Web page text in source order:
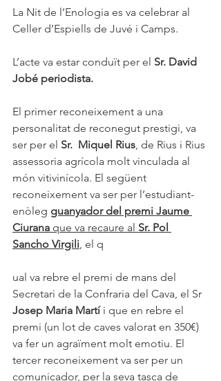
La Nit de l’Enologia es va celebrar al
Celler d’Espiells de Juvé i Camps.
L’acte va estar conduït per el Sr. David
Jobé periodista.
El primer reconeixement a una
personalitat de reconegut prestigi, va
ser per el Sr.  Miquel Rius, de Rius i Rius
assessoria agrícola molt vinculada al
món vitivinícola. El següent
reconeixement va ser per l’estudiant-
enòleg guanyador del premi Jaume
Ciurana que va recaure al Sr. Pol
Sancho Virgili, el q
ual va rebre el premi de mans del
Secretari de la Confraria del Cava, el Sr
Josep Maria Martí i que en rebre el
premi (un lot de caves valorat en 350€)
va fer un agraïment molt emotiu. El
tercer reconeixement va ser per un
comunicador, per la seva tasca de